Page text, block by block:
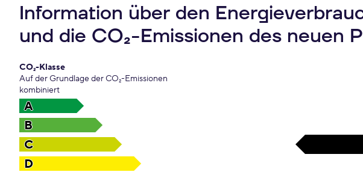
Information über den
und die CO₂-Emissionen des neuen
CO₂-Klasse
Auf der Grundlage der CO₂-Emissionen
kombiniert
A
B
C
D